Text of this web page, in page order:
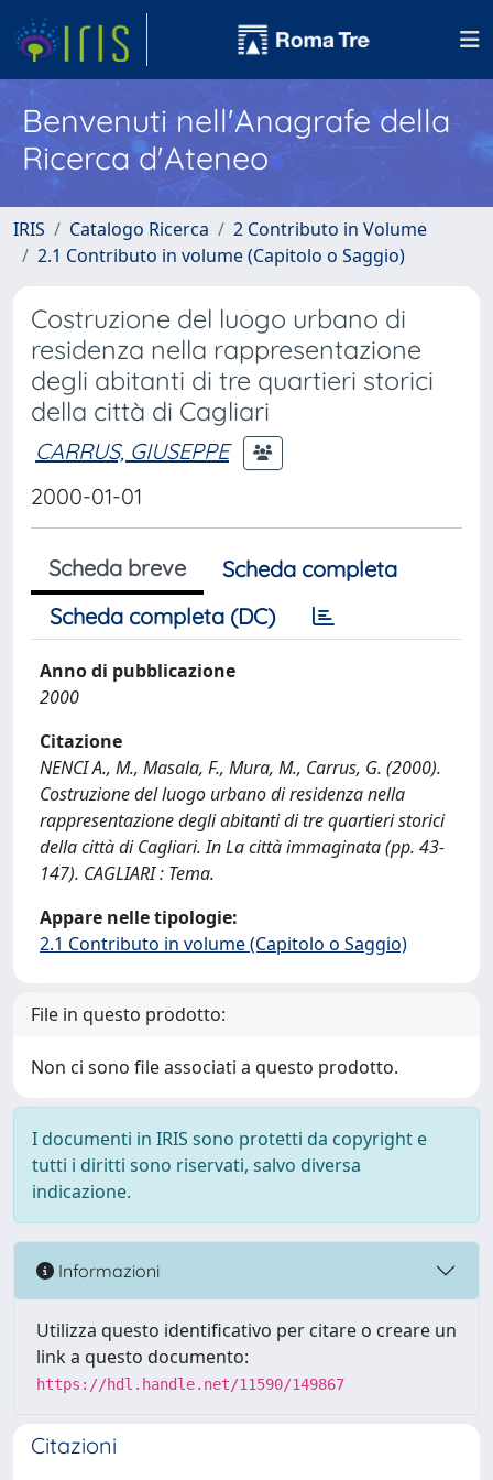
Benvenuti nell'Anagrafe della
Ricerca d'Ateneo
IRIS Catalogo Ricerca
2 Contributo in Volume
2.1 Contributo in volume (Capitolo o Saggio)
Costruzione del luogo urbano di
residenza nella rappresentazione
degli abitanti di tre quartieri storici
della città di Cagliari
CARRUS, GIUSEPPE
2000-01-01
Scheda breve
Scheda completa
Scheda completa (DC)
Anno di pubblicazione
2000
Citazione
NENCI A., M., Masala, F., Mura, M., Carrus, G. (2000).
Costruzione del luogo urbano di residenza nella
rappresentazione degli abitanti di tre quartieri storici
della città di Cagliari. In La città immaginata (pp. 43-
147). CAGLIARI : Tema.
Appare nelle tipologie:
2.1 Contributo in volume (Capitolo o Saggio)
File in questo prodotto:
Non ci sono file associati a questo prodotto.
I documenti in IRIS sono protetti da copyright e
tutti i diritti sono riservati, salvo diversa
indicazione.
Informazioni
Utilizza questo identificativo per citare o creare un
link a questo documento:
https://hdl.handle.net/11590/149867
Citazioni